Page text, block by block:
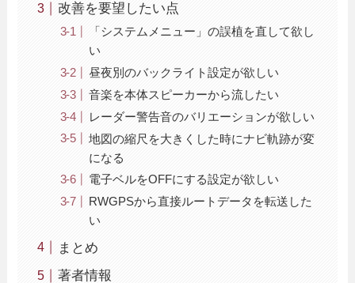
改善を要望したい点
「システムメニュー」の誤植を直して欲し
い
昼夜別のバックライト設定が欲しい
音楽を本体スピーカーから流したい
レーダー警告音のバリエーションが欲しい
地図の縮尺を大きくした時にナビ軌跡が変
になる
電子ベルをOFFにする設定が欲しい
RWGPSから直接ルートデータを転送した
い
まとめ
著者情報